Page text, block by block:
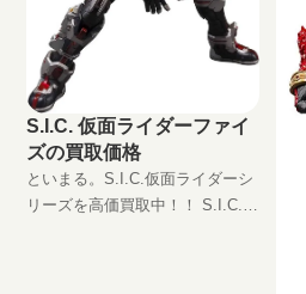
S.I.C. 仮面ライダーファイ
ズの買取価格
といまる。S.I.C.仮面ライダーシ
リーズを高価買取中！！ S.I.C.